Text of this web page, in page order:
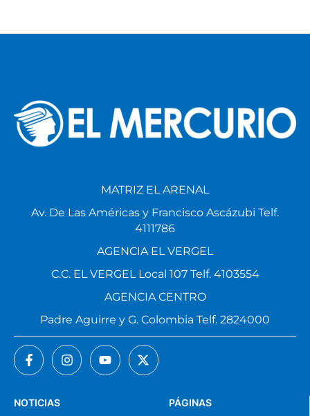
PÁGINAS
NOTICIAS
MATRIZ EL ARENAL
Av. De Las Américas y Francisco Ascázubi Telf.
4111786
AGENCIA EL VERGEL
C.C. EL VERGEL Local 107 Telf. 4103554
AGENCIA CENTRO
Padre Aguirre y G. Colombia Telf. 2824000